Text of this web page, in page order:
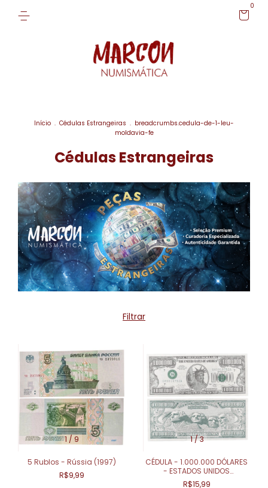
0
Início . Cédulas Estrangeiras . breadcrumbs.cedula-de-1-leu-
moldavia-fe
Cédulas Estrangeiras
Filtrar
1 / 9
5 Rublos - Rússia (1997)
R$9,99
1/3
CÉDULA - 1.000.000 DÓLARES
- ESTADOS UNIDOS
(FANTASIA)
R$15,99